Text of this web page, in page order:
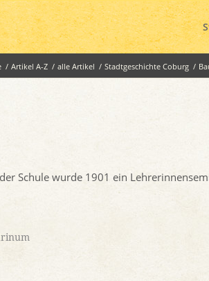
/ Artikel A-Z / alle Artikel / Stadtgeschichte Coburg /
Schule wurde 1901 ein